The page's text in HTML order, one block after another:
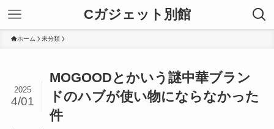
Cガジェット別館
ホーム 未分類
MOGOODとかいう謎中華ブラン
ドのハブが使い物にならなかった
件
2025
4/01